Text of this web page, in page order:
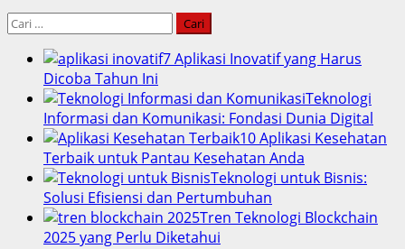
Cari
7 Aplikasi Inovatif yang Harus
Dicoba Tahun Ini
Teknologi
Informasi dan Komunikasi: Fondasi Dunia Digital
10 Aplikasi Kesehatan
Terbaik untuk Pantau Kesehatan Anda
Teknologi untuk Bisnis:
Solusi Efisiensi dan Pertumbuhan
Tren Teknologi Blockchain
2025 yang Perlu Diketahui